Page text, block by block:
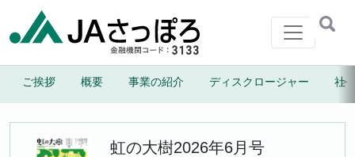
メインナビゲーション
ご挨拶 概要 事業の紹介 ディスクロージャー 社
＞
虹の大樹2026年6月号